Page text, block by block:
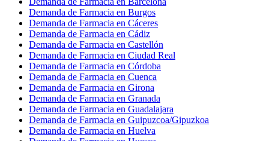
Demanda de Farmacia en Burgos
Demanda de Farmacia en Cáceres
Demanda de Farmacia en Cádiz
Demanda de Farmacia en Castellón
Demanda de Farmacia en Ciudad Real
Demanda de Farmacia en Córdoba
Demanda de Farmacia en Cuenca
Demanda de Farmacia en Girona
Demanda de Farmacia en Granada
Demanda de Farmacia en Guadalajara
Demanda de Farmacia en Guipuzcoa/Gipuzkoa
Demanda de Farmacia en Huelva